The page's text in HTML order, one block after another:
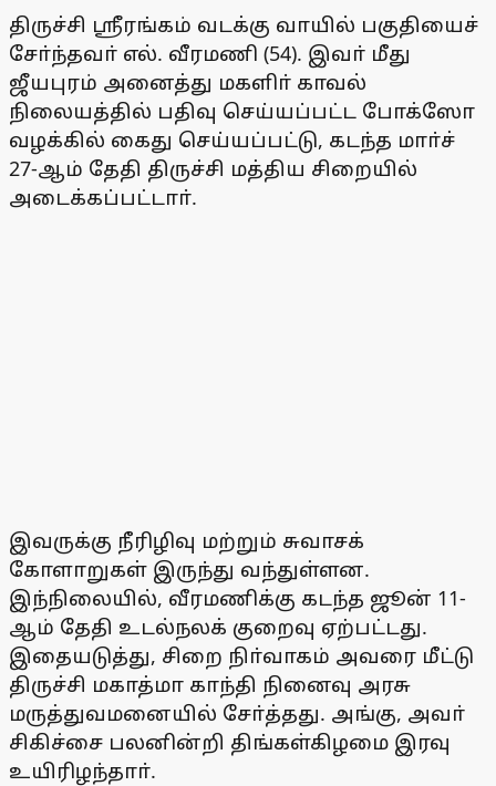
திருச்சி ஸ்ரீரங்கம் வடக்கு வாயில் பகுதியைச்
சோ்ந்தவா் எல். வீரமணி (54). இவா் மீது
ஜீயபுரம் அனைத்து மகளிா் காவல்
நிலையத்தில் பதிவு செய்யப்பட்ட போக்ஸோ
வழக்கில் கைது செய்யப்பட்டு, கடந்த மாா்ச்
27-ஆம் தேதி திருச்சி மத்திய சிறையில்
அடைக்கப்பட்டாா்.
இவருக்கு நீரிழிவு மற்றும் சுவாசக்
கோளாறுகள் இருந்து வந்துள்ளன.
இந்நிலையில், வீரமணிக்கு கடந்த ஜூன் 11-
ஆம் தேதி உடல்நலக் குறைவு ஏற்பட்டது.
இதையடுத்து, சிறை நிா்வாகம் அவரை மீட்டு
திருச்சி மகாத்மா காந்தி நினைவு அரசு
மருத்துவமனையில் சோ்த்தது. அங்கு, அவா்
சிகிச்சை பலனின்றி திங்கள்கிழமை இரவு
உயிரிழந்தாா்.